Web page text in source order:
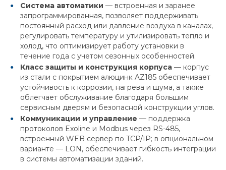
Система автоматики — встроенная и заранее
запрограммированная, позволяет поддерживать
постоянный расход или давление воздуха в каналах,
регулировать температуру и утилизировать тепло и
холод, что оптимизирует работу установки в
течение года с учетом сезонных особенностей.
Класс защиты и конструкция корпуса — корпус
из стали с покрытием алюцинк AZ185 обеспечивает
устойчивость к коррозии, нагрева и шума, а также
облегчает обслуживание благодаря большим
сервисным дверям и безопасной конструкции углов.
Коммуникации и управление — поддержка
протоколов Exoline и Modbus через RS-485,
встроенный WEB сервер по TCP/IP; в опциональном
варианте — LON, обеспечивает гибкость интеграции
в системы автоматизации зданий.